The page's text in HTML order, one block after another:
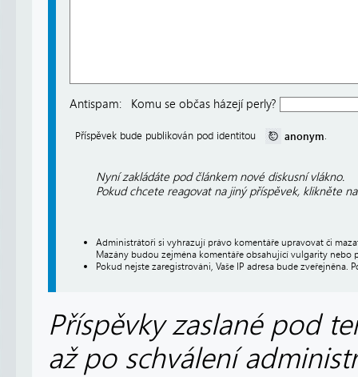
Antispam: Komu se občas házejí perly?
Příspěvek bude publikován pod identitou anonym.
Nyní zakládáte pod článkem nové diskusní vlákno.
Pokud chcete reagovat na jiný příspěvek, klikněte
Administrátoři si vyhrazují právo komentáře upravovat či
Mazány budou zejména komentáře obsahující vulgarity nebo
Pokud nejste zaregistrováni, Vaše IP adresa bude
Příspěvky zaslané pod
až po schválení